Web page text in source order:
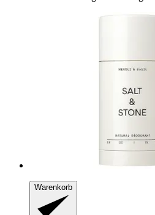
Warenkorb